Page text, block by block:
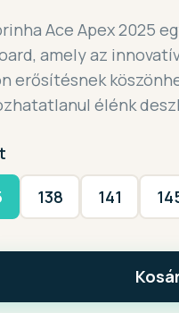
Ace Apex 2025
amely az
erősítésnek
élénk
138 141